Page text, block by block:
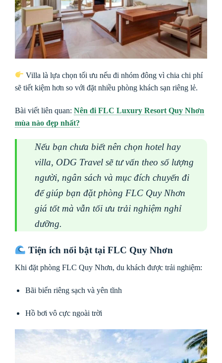
Villa là lựa chọn tối ưu nếu đi nhóm đông vì chia chi phí
sẽ tiết kiệm hơn so với đặt nhiều phòng khách sạn riêng lẻ.
Bài viết liên quan: Nên đi FLC Luxury Resort Quy Nhơn
mùa nào đẹp nhất?
Nếu bạn chưa biết nên chọn hotel hay
villa, ODG Travel sẽ tư vấn theo số lượng
người, ngân sách và mục đích chuyến đi
để giúp bạn đặt phòng FLC Quy Nhơn
giá tốt mà vẫn tối ưu trải nghiệm nghỉ
dưỡng.
Tiện ích nổi bật tại FLC Quy Nhơn
Khi đặt phòng FLC Quy Nhơn, du khách được trải nghiệm:
Bãi biển riêng sạch và yên tĩnh
Hồ bơi vô cực ngoài trời